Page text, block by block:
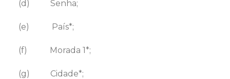
(d) Senha;
(e) País*;
(f) Morada 1*;
(g) Cidade*;